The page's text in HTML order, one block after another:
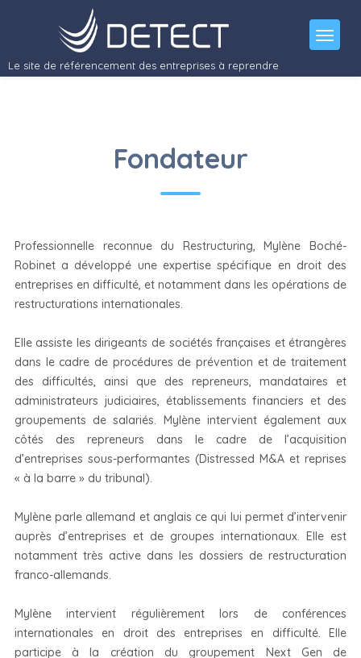
Le site de référencement des entreprises à reprendre
Fondateur
Professionnelle reconnue du Restructuring, Mylène Boché-
Robinet a développé une expertise spécifique en droit des
entreprises en difficulté, et notamment dans les opérations de
restructurations internationales.
Elle assiste les dirigeants de sociétés françaises et étrangères
dans le cadre de procédures de prévention et de traitement
des difficultés, ainsi que des repreneurs, mandataires et
administrateurs judiciaires, établissements financiers et des
groupements de salariés. Mylène intervient également aux
côtés des repreneurs dans le cadre de l’acquisition
d’entreprises sous-performantes (Distressed M&A et reprises
« à la barre » du tribunal).
Mylène parle allemand et anglais ce qui lui permet d’intervenir
auprès d’entreprises et de groupes internationaux. Elle est
notamment très active dans les dossiers de restructuration
franco-allemands.
Mylène intervient régulièrement lors de conférences
internationales en droit des entreprises en difficulté. Elle
participe à la création du groupement Next Gen de